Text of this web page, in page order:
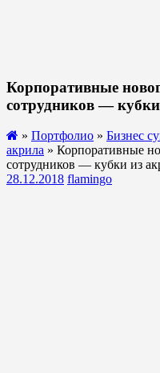
Корпоративные
сотрудников —
» Портфолио » Бизнес
акрила » Корпоративные
сотрудников — кубки из
28.12.2018 flamingo